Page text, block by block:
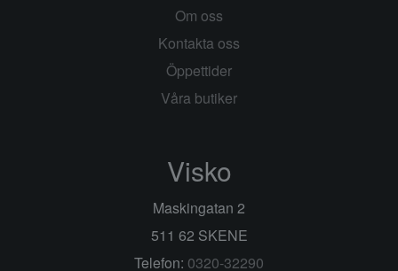
Om oss
Kontakta oss
Öppettider
Våra butiker
Visko
Maskingatan 2
511 62 SKENE
Telefon: 0320-32290